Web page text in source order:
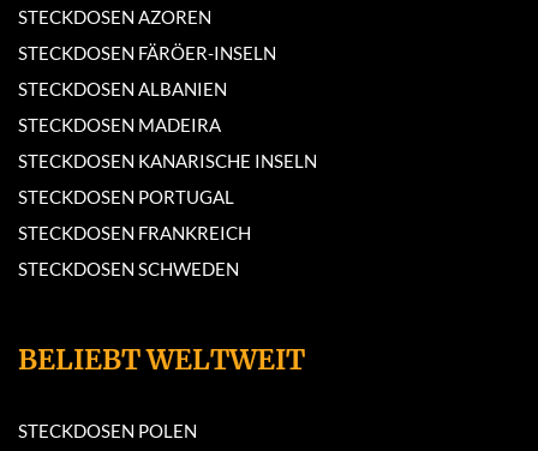
STECKDOSEN AZOREN
STECKDOSEN FÄRÖER-INSELN
STECKDOSEN ALBANIEN
STECKDOSEN MADEIRA
STECKDOSEN KANARISCHE INSELN
STECKDOSEN PORTUGAL
STECKDOSEN FRANKREICH
STECKDOSEN SCHWEDEN
BELIEBT WELTWEIT
STECKDOSEN POLEN